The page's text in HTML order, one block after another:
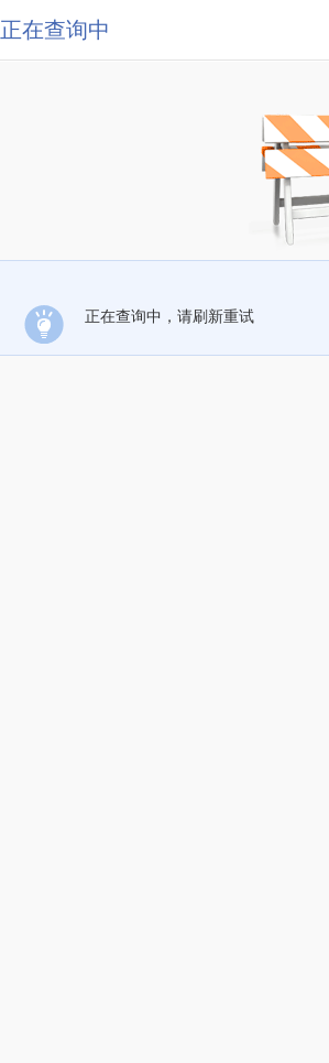
正在查询中
正在查询中，请刷新重试